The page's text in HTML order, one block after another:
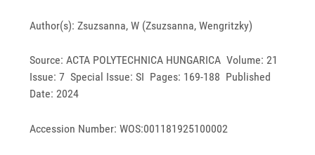
Author(s): Zsuzsanna, W (Zsuzsanna, Wengritzky)
Source: ACTA POLYTECHNICA HUNGARICA Volume: 21
Issue: 7 Special Issue: SI Pages: 169-188 Published
Date: 2024
Accession Number: WOS:001181925100002